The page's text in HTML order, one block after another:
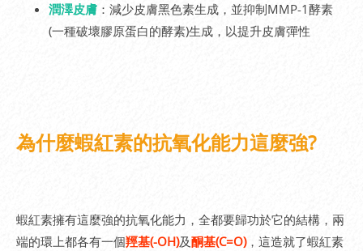
潤澤皮膚 ：減少皮膚黑色素生成，並抑制MMP-1酵素
(一種破壞膠原蛋白的酵素)生成，以提升皮膚彈性
為什麼蝦紅素的抗氧化能力這麼強?
蝦紅素擁有這麼強的抗氧化能力，全都要歸功於它的結構，兩
端的環上都各有一個羥基(-OH)及酮基(C=O)，這造就了蝦紅素